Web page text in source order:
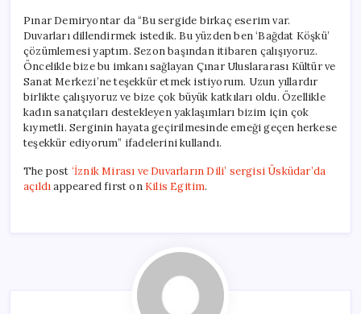
Pınar Demiryontar da “Bu sergide birkaç eserim var.
Duvarları dillendirmek istedik. Bu yüzden ben ‘Bağdat Köşkü’
çözümlemesi yaptım. Sezon başından itibaren çalışıyoruz.
Öncelikle bize bu imkanı sağlayan Çınar Uluslararası Kültür ve
Sanat Merkezi’ne teşekkür etmek istiyorum. Uzun yıllardır
birlikte çalışıyoruz ve bize çok büyük katkıları oldu. Özellikle
kadın sanatçıları destekleyen yaklaşımları bizim için çok
kıymetli. Serginin hayata geçirilmesinde emeği geçen herkese
teşekkür ediyorum” ifadelerini kullandı.
The post ‘İznik Mirası ve Duvarların Dili’ sergisi Üsküdar’da
açıldıappeared first on Kilis Egitim.